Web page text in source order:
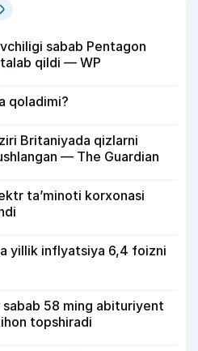
sabab Pentagon
qildi — WP
qoladimi?
Britaniyada qizlarni
— The Guardian
ta’minoti korxonasi
yillik inflyatsiya 6,4 foizni
sabab 58 ming abituriyent
topshiradi